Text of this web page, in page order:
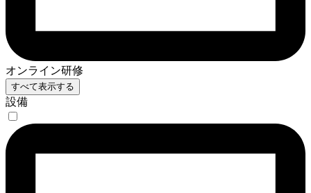
オンライン研修
すべて表示する
設備